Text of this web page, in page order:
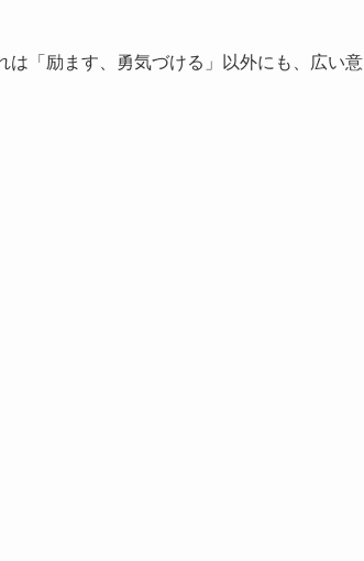
は「励ます、勇気づける」以外にも、広い意